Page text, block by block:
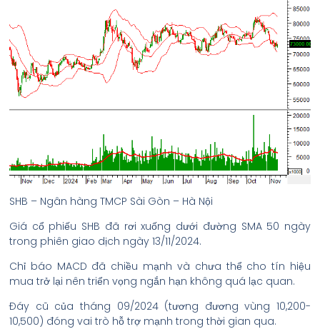
SHB – Ngân hàng TMCP Sài Gòn – Hà Nội
Giá cổ phiếu SHB đã rơi xuống dưới đường SMA 50 ngày
trong phiên giao dịch ngày 13/11/2024.
Chỉ báo MACD đã chiều mạnh và chưa thể cho tín hiệu
mua trở lại nên triển vọng ngắn hạn không quá lạc quan.
Đáy cũ của tháng 09/2024 (tương đương vùng 10,200-
10,500) đóng vai trò hỗ trợ mạnh trong thời gian qua.